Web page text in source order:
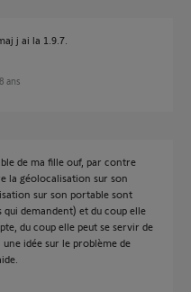
j ai la 1.9.7.
ans
de ma fille ouf, par contre
la géolocalisation sur son
sur son portable sont
demandent) et du coup elle
du coup elle peut se servir de
idée sur le problème de